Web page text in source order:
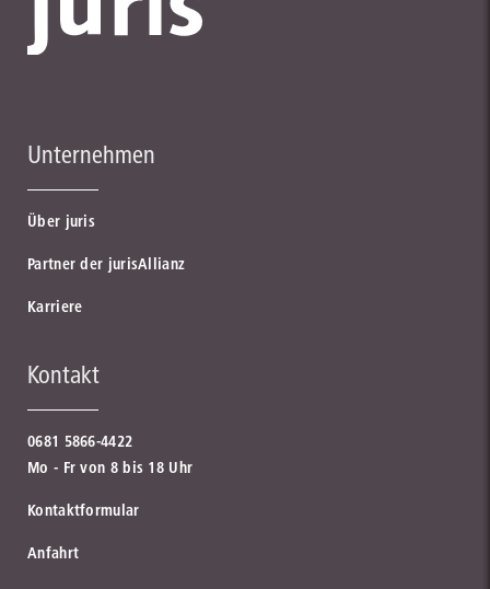
Unternehmen
Über juris
Partner der jurisAllianz
Karriere
Kontakt
0681 5866-4422
Mo - Fr von 8 bis 18 Uhr
Kontaktformular
Anfahrt